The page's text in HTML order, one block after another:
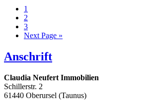
1
2
3
Next Page »
Anschrift
Claudia Neufert Immobilien
Schillerstr. 2
61440 Oberursel (Taunus)